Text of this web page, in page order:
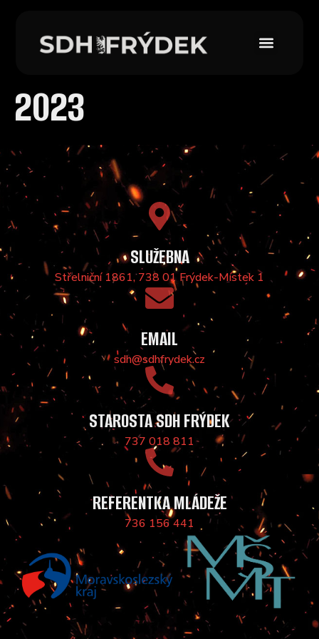
2023
SLUŽEBNA
Střelniční 1861, 738 01 Frýdek-Místek 1
EMAIL
sdh@sdhfrydek.cz
STAROSTA SDH FRÝDEK
737 018 811
REFERENTKA MLÁDEŽE
736 156 441